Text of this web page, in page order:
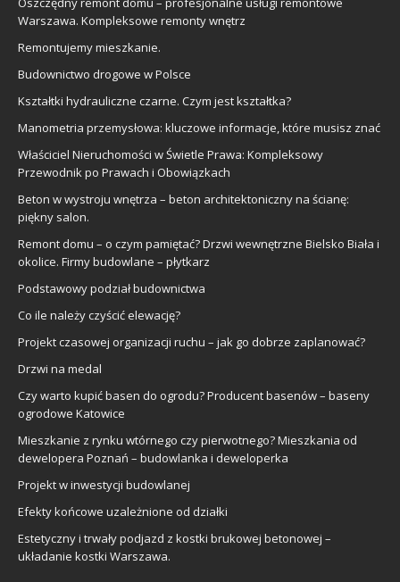
Warszawa. Kompleksowe remonty wnętrz
Remontujemy mieszkanie.
Budownictwo drogowe w Polsce
Kształtki hydrauliczne czarne. Czym jest kształtka?
Manometria przemysłowa: kluczowe informacje, które musisz znać
Właściciel Nieruchomości w Świetle Prawa: Kompleksowy
Przewodnik po Prawach i Obowiązkach
Beton w wystroju wnętrza – beton architektoniczny na ścianę:
piękny salon.
Remont domu – o czym pamiętać? Drzwi wewnętrzne Bielsko Biała i
okolice. Firmy budowlane – płytkarz
Podstawowy podział budownictwa
Co ile należy czyścić elewację?
Projekt czasowej organizacji ruchu – jak go dobrze zaplanować?
Drzwi na medal
Czy warto kupić basen do ogrodu? Producent basenów – baseny
ogrodowe Katowice
Mieszkanie z rynku wtórnego czy pierwotnego? Mieszkania od
dewelopera Poznań – budowlanka i deweloperka
Projekt w inwestycji budowlanej
Efekty końcowe uzależnione od działki
Estetyczny i trwały podjazd z kostki brukowej betonowej –
układanie kostki Warszawa.